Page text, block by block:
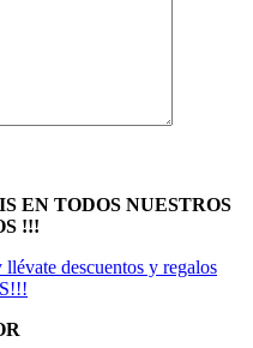
EN TODOS NUESTROS
!!!
descuentos y regalos